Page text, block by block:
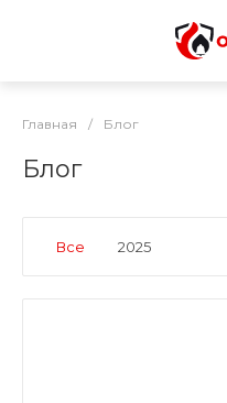
Главная / Блог
Блог
Все 2025